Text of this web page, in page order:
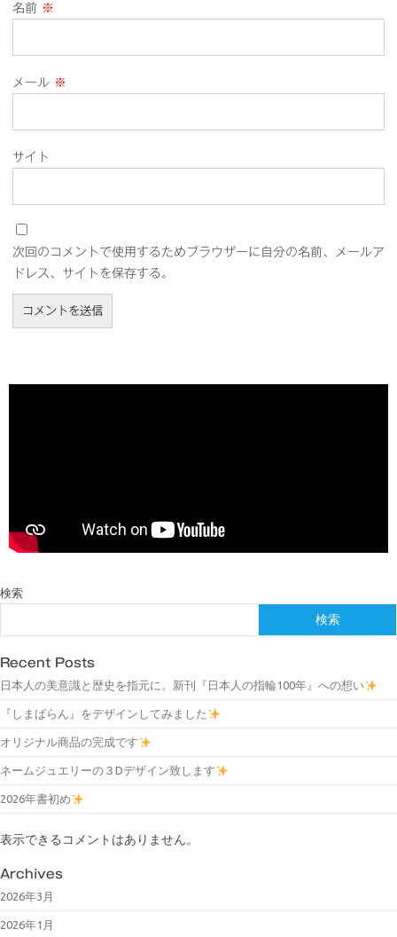
名前 ※
メール ※
サイト
次回のコメントで使用するためブラウザーに自分の名前、メールア
ドレス、サイトを保存する。
検索
検索
Recent Posts
日本人の美意識と歴史を指元に。新刊『日本人の指輪100年』への想い
『しまばらん』をデザインしてみました
オリジナル商品の完成です
ネームジュエリーの３Dデザイン致します
2026年書初め
表示できるコメントはありません。
Archives
2026年3月
2026年1月